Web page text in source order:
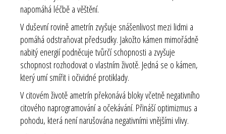
napomáhá léčbě a věštění.
V duševní rovině ametrín zvyšuje snášenlivost mezi lidmi a
pomáhá odstraňovat předsudky. Jakožto kámen mimořádně
nabitý energií podněcuje tvůrčí schopnosti a zvyšuje
schopnost rozhodovat o vlastním životě. Jedná se o kámen,
který umí smířit i očividné protiklady.
V citovém životě ametrín překonává bloky včetně negativního
citového naprogramování a očekávání. Přináší optimizmus a
pohodu, která není narušována negativními vnějšími vlivy.